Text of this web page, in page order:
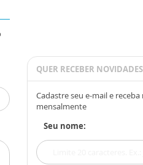
QUER RECEBER
Cadastre seu e-mail e
mensalmente
Seu nome: